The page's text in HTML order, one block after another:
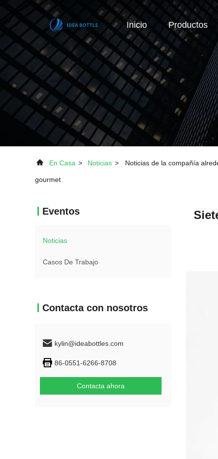
Inicio Productos
En Casa > Noticias > Noticias de la compañía
gourmet
Eventos
Noticias
Casos De Trabajo
Contacta con nosotros
kylin@ideabottles.com
86-0551-6266-8708
Contacta ahora